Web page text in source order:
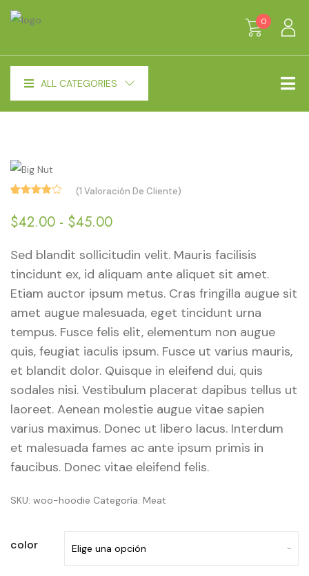
0
ALL CATEGORIES
con
4.00
base a
de un
(1 Valoración De Cliente)
$42.00 - $45.00Rango
precios:
desde
$42.00
hasta
$45.00
Sed blandit sollicitudin velit. Mauris facilisis
tincidunt ex, id aliquam ante aliquet sit amet.
Etiam auctor ipsum metus. Cras fringilla augue sit
amet augue malesuada, eget tincidunt urna
tempus. Fusce felis elit, elementum non augue
quis, feugiat iaculis ipsum. Fusce ut varius mauris,
et blandit dolor. Quisque in eleifend dui, quis
sodales nisi. Vestibulum placerat dapibus tellus ut
laoreet. Aenean molestie augue vitae sapien
varius maximus. Donec ut libero lacus. Interdum
et malesuada fames ac ante ipsum primis in
faucibus. Donec vitae eleifend felis.
SKU: woo-hoodie Categoría: Meat
color